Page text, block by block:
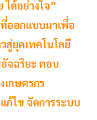
ได้อย่างใจ”
ออกแบบมาเพื่อ
สู่ยุคเทคโนโลยี
จฉริยะ ตอบ
เกษตรกร
ก้ไข จัดการระบบ